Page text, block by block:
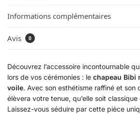
Informations complémentaires
Avis 0
Découvrez l’accessoire incontournable
lors de vos cérémonies : le chapeau Bibi
voile. Avec son esthétisme raffiné et son
élèvera votre tenue, qu’elle soit classique
Laissez-vous séduire par cette pièce